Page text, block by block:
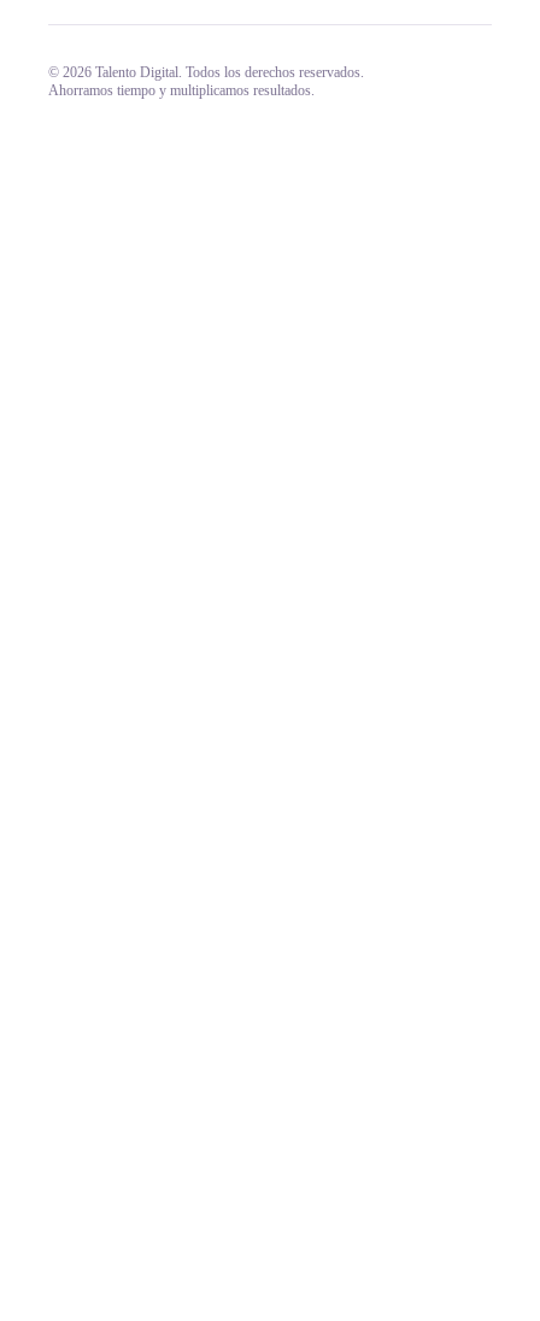
© 2026 Talento Digital. Todos los derechos reservados.
Ahorramos tiempo y multiplicamos resultados.